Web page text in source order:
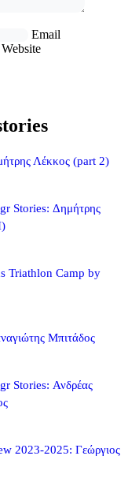
Email
Website
Λέκκος (part 2)
Stories: Δημήτρης
Triathlon Camp by
Μπιτάδος
Stories: Ανδρέας
2023-2025: Γεώργιος